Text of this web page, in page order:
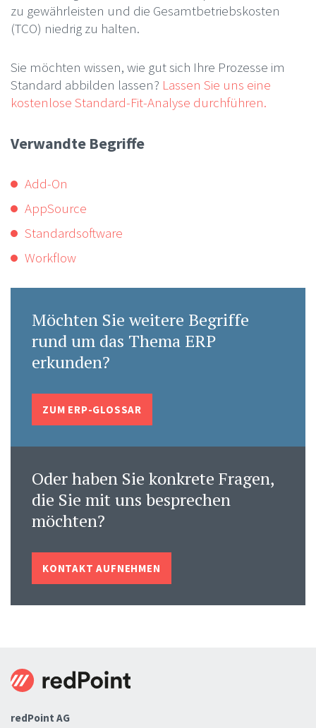
zu gewährleisten und die Gesamtbetriebskosten
(TCO) niedrig zu halten.
Sie möchten wissen, wie gut sich Ihre Prozesse im
Standard abbilden lassen? Lassen Sie uns eine
kostenlose Standard-Fit-Analyse durchführen.
Verwandte Begriffe
Add-On
AppSource
Standardsoftware
Workflow
Möchten Sie weitere Begriffe
rund um das Thema ERP
erkunden?
ZUM ERP-GLOSSAR
Oder haben Sie konkrete Fragen,
die Sie mit uns besprechen
möchten?
KONTAKT AUFNEHMEN
redPoint AG